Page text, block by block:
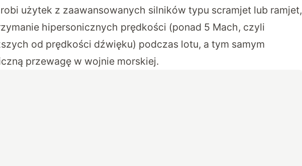
użytek z zaawansowanych silników typu scramjet lub ramjet,
hipersonicznych prędkości (ponad 5 Mach, czyli
od prędkości dźwięku) podczas lotu, a tym samym
przewagę w wojnie morskiej.